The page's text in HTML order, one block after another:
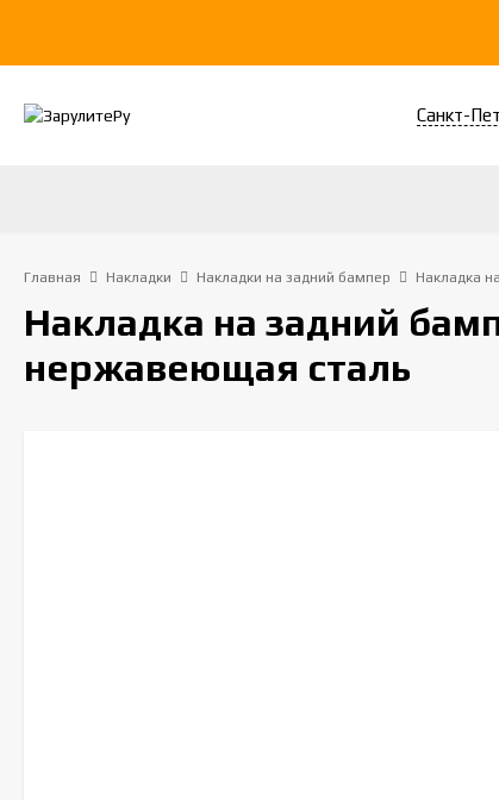
Санкт-
Главная Накладки Накладки на задний бампер Накладка
Накладка на задний
нержавеющая сталь